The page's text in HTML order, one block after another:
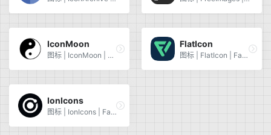
IconMoon
图标 | IconMoon | Favicon | IconMoon
FlatIcon
图标 | FlatIcon | Favicon | FlatIcon
IonIcons
图标 | IonIcons | Favicon | IonIcons